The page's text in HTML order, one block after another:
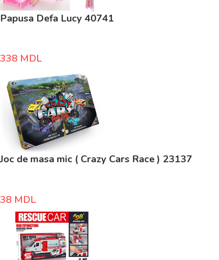
Papusa Defa Lucy 40741
338 MDL
Joc de masa mic ( Crazy Cars Race ) 23137
38 MDL